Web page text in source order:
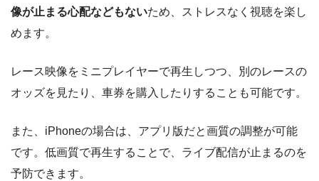
像が止まる心配などもないため、ストレスなく視聴を楽し
めます。
レース映像をミニプレイヤーで再生しつつ、別のレースの
オッズを見たり、車券を購入したりすることも可能です。
また、iPhoneの場合は、アプリ版だと画質の調整が可能
です。低画質で再生することで、ライブ配信が止まるのを
予防できます。